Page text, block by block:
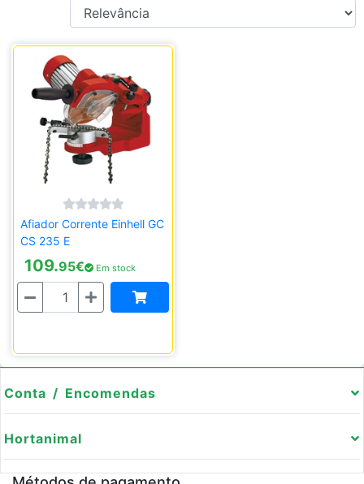
Afiador Corrente Einhell GC
CS 235 E
109.95€ Em stock
Quantidade
Conta / Encomendas
Hortanimal